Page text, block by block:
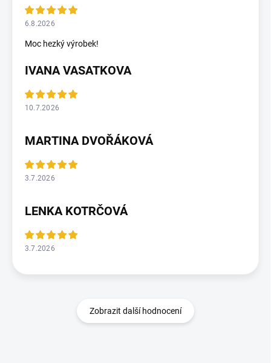
6.8.2026
Moc hezký výrobek!
IVANA VASATKOVA
10.7.2026
MARTINA DVOŘÁKOVÁ
3.7.2026
LENKA KOTRČOVÁ
3.7.2026
Zobrazit další hodnocení